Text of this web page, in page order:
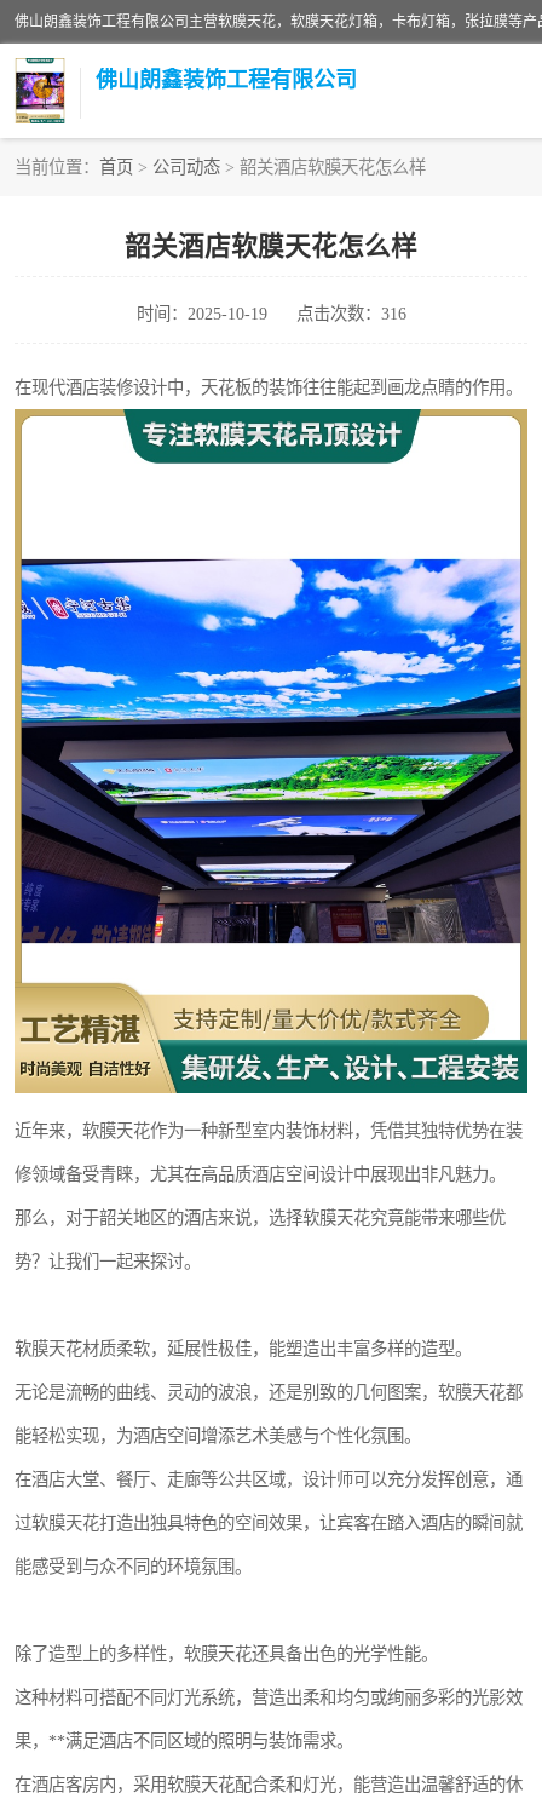
佛山朗鑫装饰工程有限公司
当前位置： 首页 > 公司动态 > 韶关酒店软膜天花怎么样
韶关酒店软膜天花怎么样
时间：2025-10-19 点击次数：316
在现代酒店装修设计中，天花板的装饰往往能起到画龙点睛的作用。
近年来，软膜天花作为一种新型室内装饰材料，凭借其独特优势在装
修领域备受青睐，尤其在高品质酒店空间设计中展现出非凡魅力。
那么，对于韶关地区的酒店来说，选择软膜天花究竟能带来哪些优
势？让我们一起来探讨。
软膜天花材质柔软，延展性极佳，能塑造出丰富多样的造型。
无论是流畅的曲线、灵动的波浪，还是别致的几何图案，软膜天花都
能轻松实现，为酒店空间增添艺术美感与个性化氛围。
在酒店大堂、餐厅、走廊等公共区域，设计师可以充分发挥创意，通
过软膜天花打造出独具特色的空间效果，让宾客在踏入酒店的瞬间就
能感受到与众不同的环境氛围。
除了造型上的多样性，软膜天花还具备出色的光学性能。
这种材料可搭配不同灯光系统，营造出柔和均匀或绚丽多彩的光影效
果，**满足酒店不同区域的照明与装饰需求。
在酒店客房内，采用软膜天花配合柔和灯光，能营造出温馨舒适的休